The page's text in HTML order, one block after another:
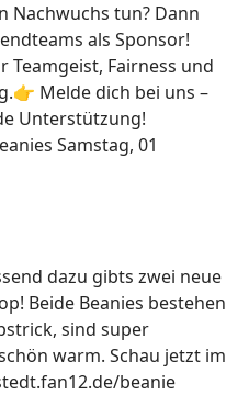
Nachwuchs tun? Dann
als Sponsor!
Fairness und
Melde dich bei uns –
Unterstützung!
Samstag, 01
dazu gibts zwei neue
Beide Beanies bestehen
sind super
warm. Schau jetzt im
beanie